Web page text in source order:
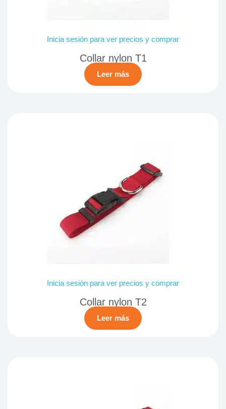
Inicia sesión para ver precios y comprar
Collar nylon T1
Leer más
Inicia sesión para ver precios y comprar
Collar nylon T2
Leer más